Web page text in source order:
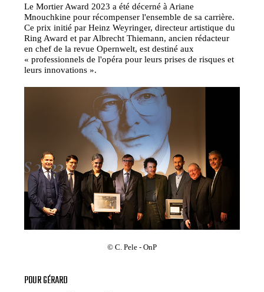
Le Mortier Award 2023 a été décerné à Ariane
Mnouchkine pour récompenser l'ensemble de sa carrière.
Ce prix initié par Heinz Weyringer, directeur artistique du
Ring Award et par Albrecht Thiemann, ancien rédacteur
en chef de la revue Opernwelt, est destiné aux
« professionnels de l'opéra pour leurs prises de risques et
leurs innovations ».
© C. Pele - OnP
POUR GÉRARD